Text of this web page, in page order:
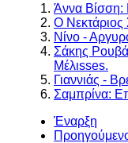
Άννα Βίσση:
Ο Νεκτάριος
Νίνο -
Σάκης
Μέλιsses.
Γιαννιάς -
Σαμπρίνα:
Έναρξη